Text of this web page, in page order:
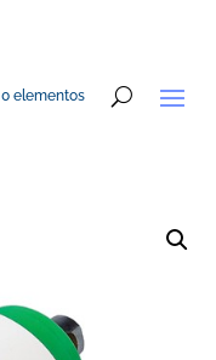
0 elementos